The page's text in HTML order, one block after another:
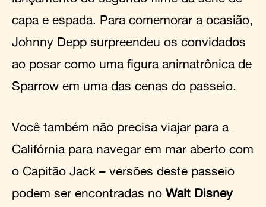
capa e espada. Para comemorar a ocasião,
Johnny Depp surpreendeu os convidados
ao posar como uma figura animatrônica de
Sparrow em uma das cenas do passeio.
Você também não precisa viajar para a
Califórnia para navegar em mar aberto com
o Capitão Jack – versões deste passeio
podem ser encontradas no Walt Disney